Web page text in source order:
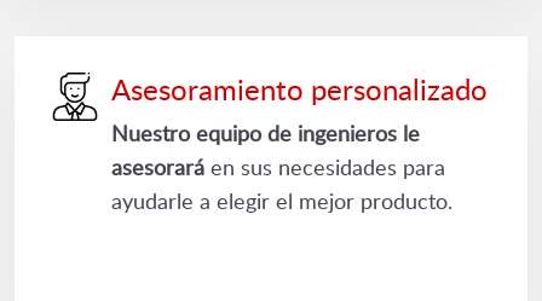
Asesoramiento personalizado
Nuestro equipo de ingenieros le
asesorará en sus necesidades para
ayudarle a elegir el mejor producto.